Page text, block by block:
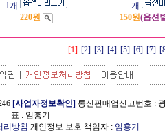
1개
220원
개
150원(옵션
[1] [2] [3] [4] [5] [6] [7]
[사업자정보확인] 통신판매업신고번호 :
표 : 임홍기
리방침 개인정보 보호 책임자 : 임홍기